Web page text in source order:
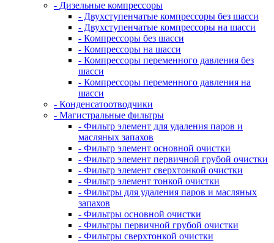
- Дизельные компрессоры
- Двухступенчатые компрессоры без шасси
- Двухступенчатые компрессоры на шасси
- Компрессоры без шасси
- Компрессоры на шасси
- Компрессоры переменного давления без
шасси
- Компрессоры переменного давления на
шасси
- Конденсатоотводчики
- Магистральные фильтры
- Фильтр элемент для удаления паров и
масляных запахов
- Фильтр элемент основной очистки
- Фильтр элемент первичной грубой очистки
- Фильтр элемент сверхтонкой очистки
- Фильтр элемент тонкой очистки
- Фильтры для удаления паров и масляных
запахов
- Фильтры основной очистки
- Фильтры первичной грубой очистки
- Фильтры сверхтонкой очистки